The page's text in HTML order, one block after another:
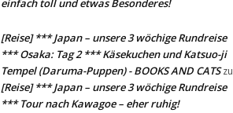
einfach toll und etwas Besonderes!
[Reise] *** Japan – unsere 3 wöchige Rundreise
*** Osaka: Tag 2 *** Käsekuchen und Katsuo-ji
Tempel (Daruma-Puppen) - BOOKS AND CATSzu
[Reise] *** Japan – unsere 3 wöchige Rundreise
*** Tour nach Kawagoe – eher ruhig!